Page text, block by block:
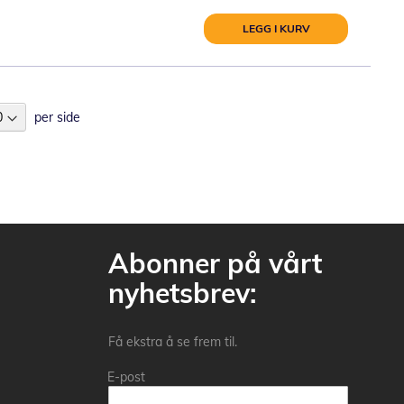
LEGG I KURV
per side
Abonner på vårt
nyhetsbrev:
Få ekstra å se frem til.
E-post